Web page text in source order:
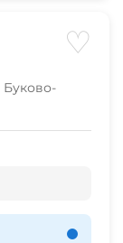
♡
Буково-